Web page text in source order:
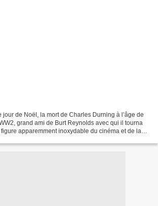
jour de Noël, la mort de Charles Durning à l’âge de
grand ami de Burt Reynolds avec qui il tourna
apparemment inoxydable du cinéma et de la